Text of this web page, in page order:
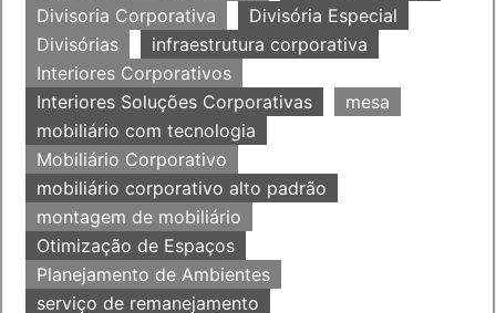
Divisoria Corporativa
Divisória Especial
Divisórias
infraestrutura corporativa
Interiores Corporativos
Interiores Soluções Corporativas
mesa
mobiliário com tecnologia
Mobiliário Corporativo
mobiliário corporativo alto padrão
montagem de mobiliário
Otimização de Espaços
Planejamento de Ambientes
serviço de remanejamento